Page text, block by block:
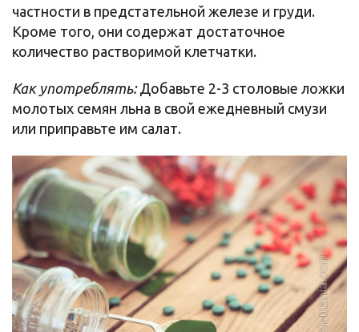
частности в предстательной железе и груди.
Кроме того, они содержат достаточное
количество растворимой клетчатки.
Как употреблять:Добавьте 2-3 столовые ложки
молотых семян льна в свой ежедневный смузи
или приправьте им салат.